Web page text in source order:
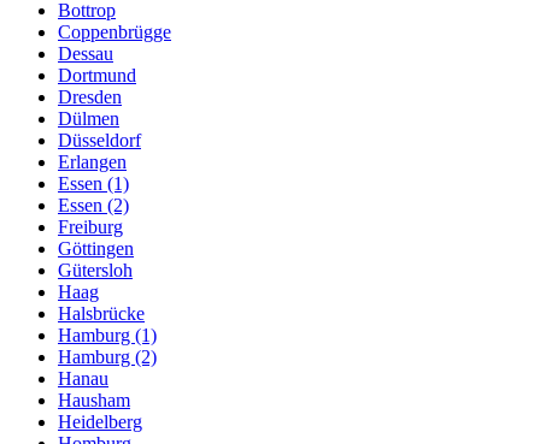
Bottrop
Coppenbrügge
Dessau
Dortmund
Dresden
Dülmen
Düsseldorf
Erlangen
Essen (1)
Essen (2)
Freiburg
Göttingen
Gütersloh
Haag
Halsbrücke
Hamburg (1)
Hamburg (2)
Hanau
Hausham
Heidelberg